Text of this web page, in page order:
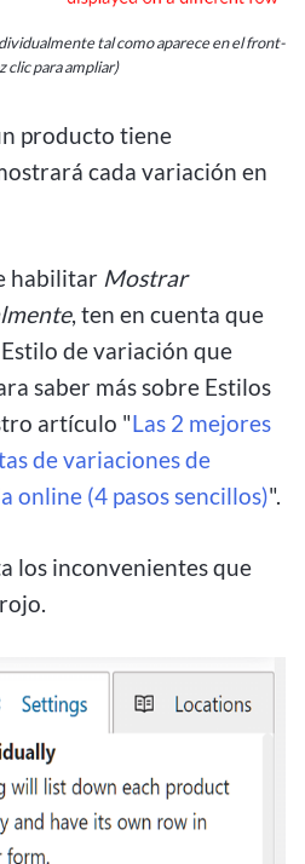
tal como aparece en el front-
clic para ampliar)
producto tiene
cada variación en
habilitar Mostrar
, ten en cuenta que
de variación que
saber más sobre Estilos
artículo "Las 2 mejores
de variaciones de
online (4 pasos sencillos)".
los inconvenientes que